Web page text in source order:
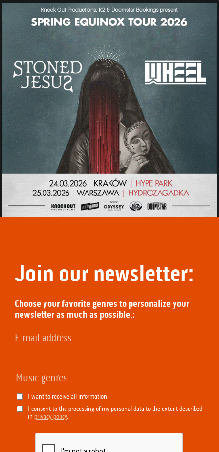
Join our newsletter:
Choose your favorite genres to personalize your
newsletter as much as possible.:
I want to receive all information
I consent to the processing of my personal data to the extent described
in privacy policy.